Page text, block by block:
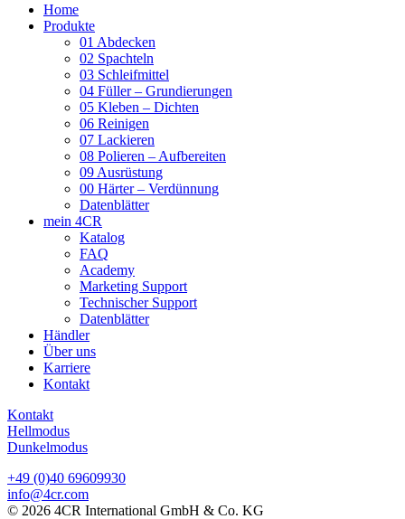
Home
Produkte
01 Abdecken
02 Spachteln
03 Schleifmittel
04 Füller – Grundierungen
05 Kleben – Dichten
06 Reinigen
07 Lackieren
08 Polieren – Aufbereiten
09 Ausrüstung
00 Härter – Verdünnung
Datenblätter
mein 4CR
Katalog
FAQ
Academy
Marketing Support
Technischer Support
Datenblätter
Händler
Über uns
Karriere
Kontakt
Kontakt
Hellmodus
Dunkelmodus
+49 (0)40 69609930
info@4cr.com
© 2026 4CR International GmbH & Co. KG